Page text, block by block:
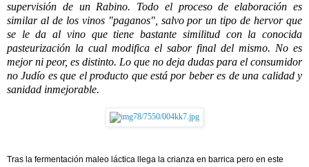
supervisión de un Rabino. Todo el proceso de elaboración es
similar al de los vinos "paganos", salvo por un tipo de hervor que
se le da al vino que tiene bastante similitud con la conocida
pasteurización la cual modifica el sabor final del mismo. No es
mejor ni peor, es distinto. Lo que no deja dudas para el consumidor
no Judío es que el producto que está por beber es de una calidad y
sanidad inmejorable.
Tras la fermentación maleo láctica llega la crianza en barrica pero en este